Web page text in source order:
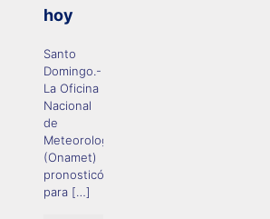
hoy
Santo
Domingo.-
La Oficina
Nacional
de
Meteorología
(Onamet)
pronosticó
para […]